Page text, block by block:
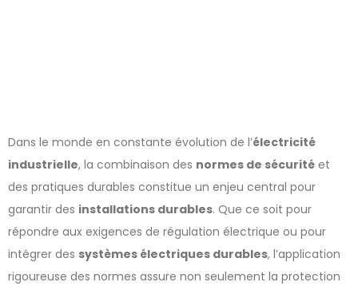
Dans le monde en constante évolution de l’électricité
industrielle, la combinaison des normes de sécurité et
des pratiques durables constitue un enjeu central pour
garantir des installations durables. Que ce soit pour
répondre aux exigences de régulation électrique ou pour
intégrer des systèmes électriques durables, l’application
rigoureuse des normes assure non seulement la protection